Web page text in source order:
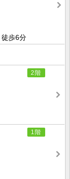
徒歩6分
2階
1階